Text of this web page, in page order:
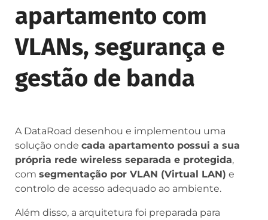
apartamento com
VLANs, segurança e
gestão de banda
A DataRoad desenhou e implementou uma
solução onde cada apartamento possui a sua
própria rede wireless separada e protegida,
com segmentação por VLAN (Virtual LAN) e
controlo de acesso adequado ao ambiente.
Além disso, a arquitetura foi preparada para